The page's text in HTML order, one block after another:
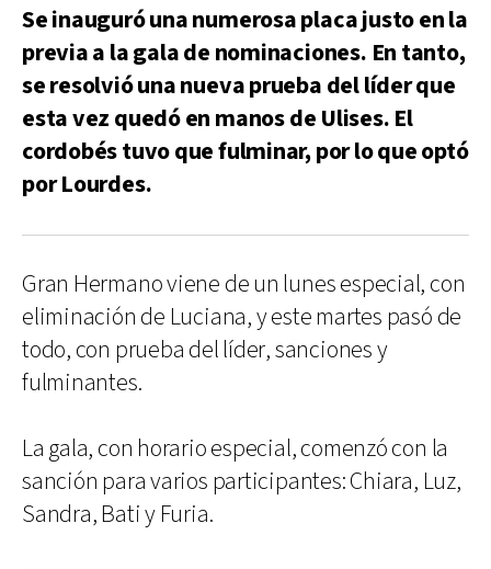
Se inauguró una numerosa placa justo en la
previa a la gala de nominaciones. En tanto,
se resolvió una nueva prueba del líder que
esta vez quedó en manos de Ulises. El
cordobés tuvo que fulminar, por lo que optó
por Lourdes.
Gran Hermano viene de un lunes especial, con
eliminación de Luciana, y este martes pasó de
todo, con prueba del líder, sanciones y
fulminantes.
La gala, con horario especial, comenzó con la
sanción para varios participantes: Chiara, Luz,
Sandra, Bati y Furia.